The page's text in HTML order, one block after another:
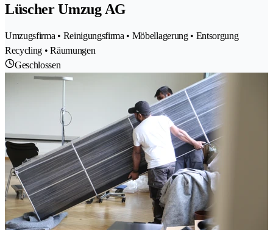
Lüscher Umzug AG
Umzugsfirma • Reinigungsfirma • Möbellagerung • Entsorgung
Recycling • Räumungen
Geschlossen